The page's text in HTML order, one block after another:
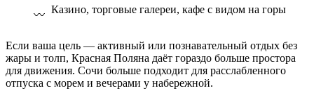
Казино, торговые галереи, кафе с видом на горы
Если ваша цель — активный или познавательный отдых без
жары и толп, Красная Поляна даёт гораздо больше простора
для движения. Сочи больше подходит для расслабленного
отпуска с морем и вечерами у набережной.